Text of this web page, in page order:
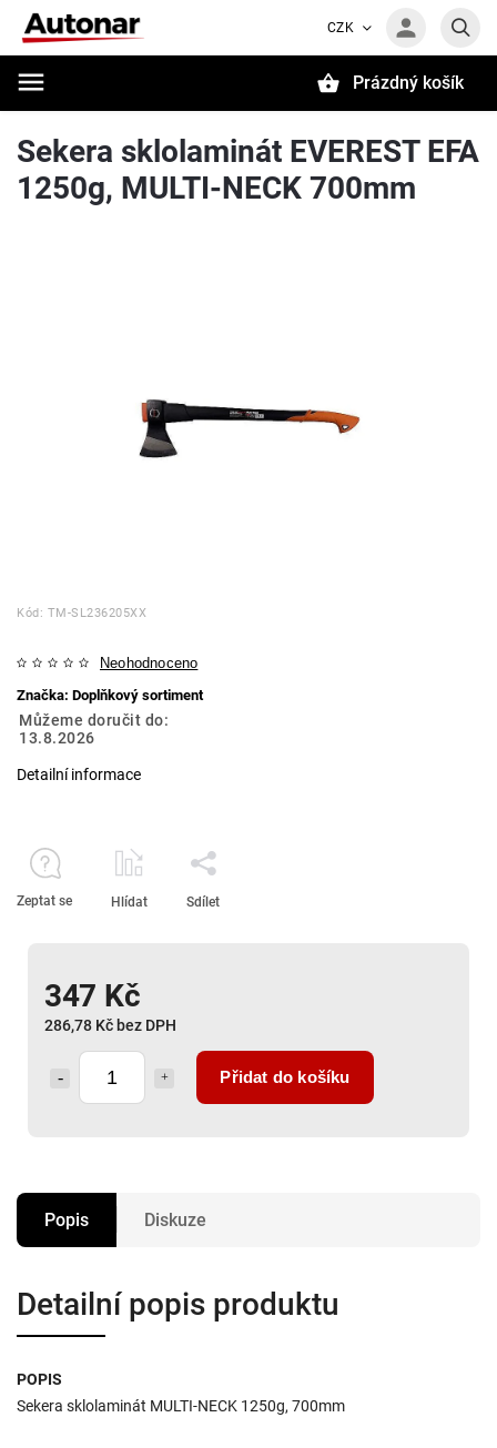
CZK
Prázdný košík
Sekera sklolaminát EVEREST EFA
1250g, MULTI-NECK 700mm
Kód: TM-SL236205XX
Neohodnoceno
Značka: Doplňkový sortiment
347 Kč
286,78 Kč bez DPH
Přidat do košíku
Můžeme doručit do:
13.8.2026
Detailní informace
Zeptat se Hlídat Sdílet
Popis Diskuze
Detailní popis produktu
POPIS
Sekera sklolaminát MULTI-NECK 1250g, 700mm